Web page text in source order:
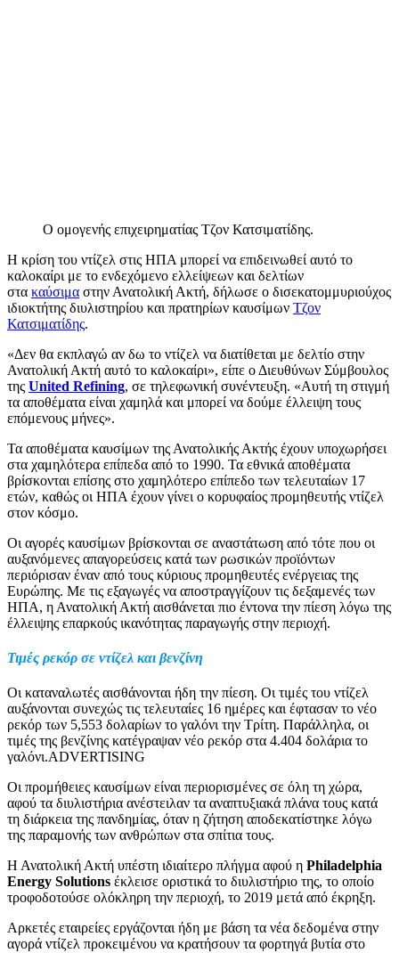
Ο ομογενής επιχειρηματίας Τζον Κατσιματίδης.
Η κρίση του ντίζελ στις ΗΠΑ μπορεί να επιδεινωθεί αυτό το
καλοκαίρι με το ενδεχόμενο ελλείψεων και δελτίων
στα καύσιμα στην Ανατολική Ακτή, δήλωσε ο δισεκατομμυριούχος
ιδιοκτήτης διυλιστηρίου και πρατηρίων καυσίμων Τζον
Κατσιματίδης.
«Δεν θα εκπλαγώ αν δω το ντίζελ να διατίθεται με δελτίο στην
Ανατολική Ακτή αυτό το καλοκαίρι», είπε ο Διευθύνων Σύμβουλος
της United Refining, σε τηλεφωνική συνέντευξη. «Αυτή τη στιγμή
τα αποθέματα είναι χαμηλά και μπορεί να δούμε έλλειψη τους
επόμενους μήνες».
Τα αποθέματα καυσίμων της Ανατολικής Ακτής έχουν υποχωρήσει
στα χαμηλότερα επίπεδα από το 1990. Τα εθνικά αποθέματα
βρίσκονται επίσης στο χαμηλότερο επίπεδο των τελευταίων 17
ετών, καθώς οι ΗΠΑ έχουν γίνει ο κορυφαίος προμηθευτής ντίζελ
στον κόσμο.
Οι αγορές καυσίμων βρίσκονται σε αναστάτωση από τότε που οι
αυξανόμενες απαγορεύσεις κατά των ρωσικών προϊόντων
περιόρισαν έναν από τους κύριους προμηθευτές ενέργειας της
Ευρώπης. Με τις εξαγωγές να αποστραγγίζουν τις δεξαμενές των
ΗΠΑ, η Ανατολική Ακτή αισθάνεται πιο έντονα την πίεση λόγω της
έλλειψης επαρκούς ικανότητας παραγωγής στην περιοχή.
Τιμές ρεκόρ σε ντίζελ και βενζίνη
Οι καταναλωτές αισθάνονται ήδη την πίεση. Οι τιμές του ντίζελ
αυξάνονται συνεχώς τις τελευταίες 16 ημέρες και έφτασαν το νέο
ρεκόρ των 5,553 δολαρίων το γαλόνι την Τρίτη. Παράλληλα, οι
τιμές της βενζίνης κατέγραψαν νέο ρεκόρ στα 4.404 δολάρια το
γαλόνι.ADVERTISING
Οι προμήθειες καυσίμων είναι περιορισμένες σε όλη τη χώρα,
αφού τα διυλιστήρια ανέστειλαν τα αναπτυξιακά πλάνα τους κατά
τη διάρκεια της πανδημίας, όταν η ζήτηση αποδεκατίστηκε λόγω
της παραμονής των ανθρώπων στα σπίτια τους.
Η Ανατολική Ακτή υπέστη ιδιαίτερο πλήγμα αφού η Philadelphia
Energy Solutions έκλεισε οριστικά το διυλιστήριο της, το οποίο
τροφοδοτούσε ολόκληρη την περιοχή, το 2019 μετά από έκρηξη.
Αρκετές εταιρείες εργάζονται ήδη με βάση τα νέα δεδομένα στην
αγορά ντίζελ προκειμένου να κρατήσουν τα φορτηγά βυτία στο